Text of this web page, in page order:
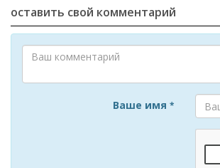
оставить свой комментарий
Ваше имя *